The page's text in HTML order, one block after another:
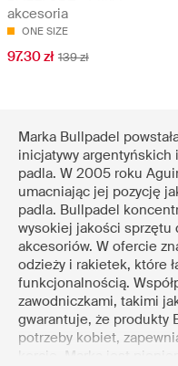
akcesoria
ONE SIZE
97.30 zł 139 zł
Marka Bullpadel
inicjatywy
padla. W 2005 roku
umacniając jej pozycję
padla. Bullpadel
wysokiej jakości sprzętu
akcesoriów. W ofercie
odzieży i rakietek, które
funkcjonalnością.
zawodniczkami, takimi
gwarantuje, że produkty
potrzeby kobiet,
korcie. Marka jest